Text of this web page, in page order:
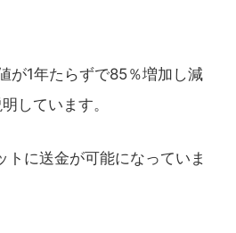
が1年たらずで85％増加し減
しています。
に送金が可能になっていま